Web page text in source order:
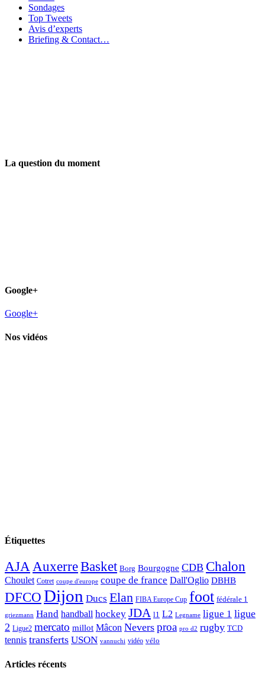
Sondages
Top Tweets
Avis d’experts
Briefing & Contact…
La question du moment
Google+
Google+
Nos vidéos
Étiquettes
AJAAuxerreBasket Borg Bourgogne CDB Chalon
Choulet Cotret coupe d'europe coupe de france Dall'Oglio DBHB
DFCODijon Ducs Elan FIBA Europe Cup foot fédérale 1
griezmann Hand handball hockey JDA l1 L2 Legname ligue 1 ligue
2 Ligue2 mercato millot Mâcon Nevers proa pro d2 rugby TCD
tennis transferts USON vannuchi vidéo vélo
Articles récents